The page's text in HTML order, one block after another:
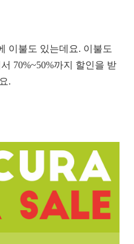
이불도 있는데요. 이불도
70%~50%까지 할인을 받
.